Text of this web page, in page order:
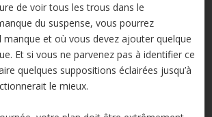
de voir tous les trous dans le
du suspense, vous pourrez
manque et où vous devez ajouter quelque
Et si vous ne parvenez pas à identifier ce
quelques suppositions éclairées jusqu’à
le mieux.